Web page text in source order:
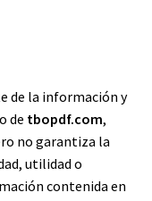
de la información y
de tbopdf.com,
no garantiza la
utilidad o
contenida en